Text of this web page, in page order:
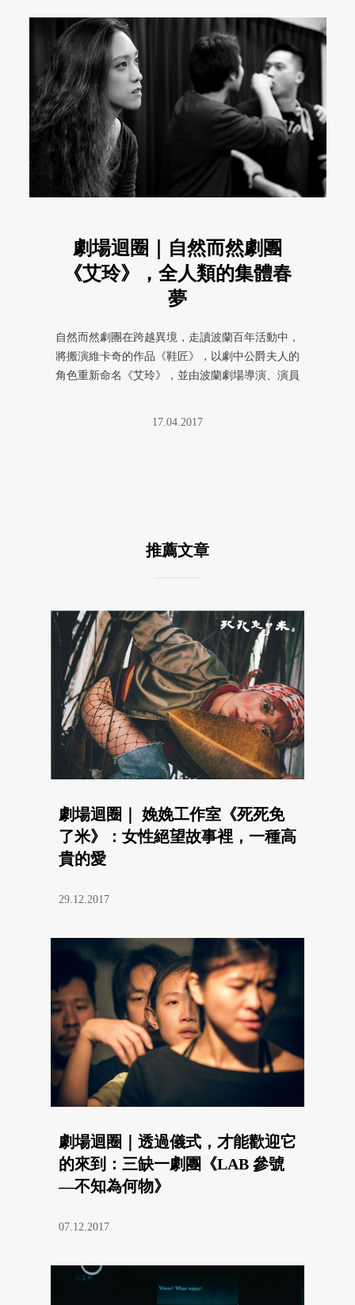
劇場迴圈｜自然而然劇團
《艾玲》，全人類的集體春
夢
自然而然劇團在跨越異境，走讀波蘭百年活動中，
將搬演維卡奇的作品《鞋匠》，以劇中公爵夫人的
角色重新命名《艾玲》，並由波蘭劇場導演、演員
17.04.2017
推薦文章
劇場迴圈｜ 娩娩工作室《死死免
了米》：女性絕望故事裡，一種高
貴的愛
29.12.2017
劇場迴圈｜透過儀式，才能歡迎它
的來到：三缺一劇團《LAB 參號
—不知為何物》
07.12.2017